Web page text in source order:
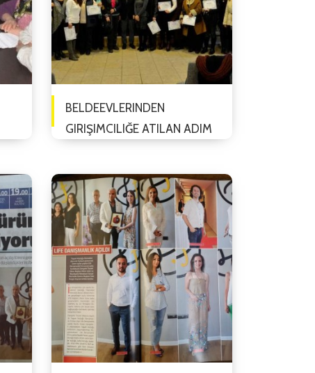
BELDEEVLERINDEN
GIRIŞIMCILIĞE ATILAN ADIM
Beldeevleri’nden toplam 257
kadın (KEDV) Kadın Emeğini
Değerlendirme Vakfı tarafından
verilen eğitimlere kat...